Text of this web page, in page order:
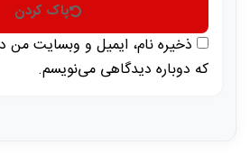
پاک کردن
ذخیره نام، ایمیل و وبسایت من
که دوباره دیدگاهی می‌نویسم.